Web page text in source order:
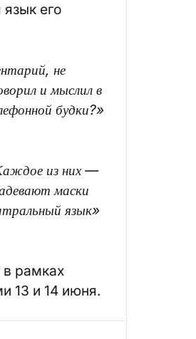
его
не
и мыслил в
будки?»
из них —
маски
язык»
в рамках
13 и 14 июня.